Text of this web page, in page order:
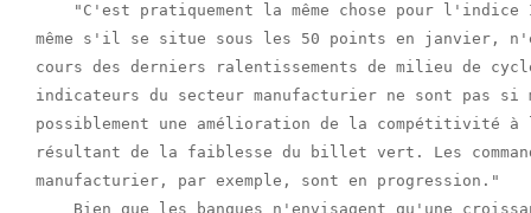
"C'est pratiquement la même chose pour l'indice
même s'il se situe sous les 50 points en janvier,
cours des derniers ralentissements de milieu de
indicateurs du secteur manufacturier ne sont pas si
possiblement une amélioration de la compétitivité à
résultant de la faiblesse du billet vert. Les
manufacturier, par exemple, sont en progression."
Bien que les banques n'envisagent qu'une